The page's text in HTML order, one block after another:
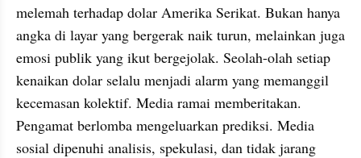
melemah terhadap dolar Amerika Serikat. Bukan hanya
angka di layar yang bergerak naik turun, melainkan juga
emosi publik yang ikut bergejolak. Seolah-olah setiap
kenaikan dolar selalu menjadi alarm yang memanggil
kecemasan kolektif. Media ramai memberitakan.
Pengamat berlomba mengeluarkan prediksi. Media
sosial dipenuhi analisis, spekulasi, dan tidak jarang